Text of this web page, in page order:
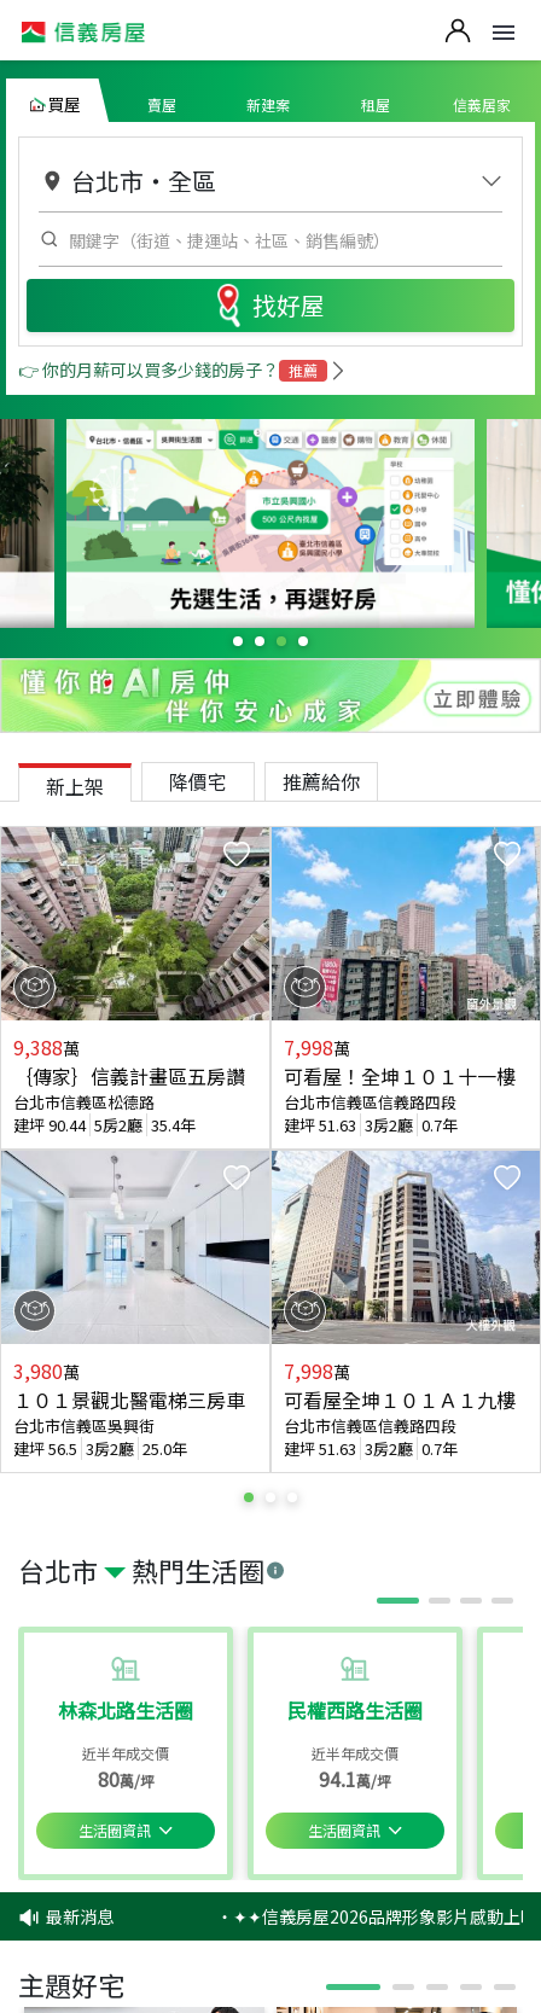
買屋 賣屋 新建案 租屋 信義居家
台北市 ・ 全區
找好屋
👉 你的月薪可以買多少錢的房子？ 推薦
台北市 熱門生活圈
林森北路生活圈
近半年成交價
80萬/坪
生活圈資訊
民權西路生活圈
近半年成交價
94.1萬/坪
生活圈資訊
新上架 降價宅 推薦給你
9,388萬
｛傳家｝信義計畫區五房讚
台北市信義區松德路
建坪90.44 5房2廳 35.4年
3,980萬
１０１景觀北醫電梯三房車
台北市信義區吳興街
建坪56.5 3房2廳 25.0年
7,998萬
可看屋！全坤１０１十一樓
台北市信義區信義路四段
建坪51.63 3房2廳 0.7年
7,998萬
可看屋全坤１０１Ａ１九樓
台北市信義區信義路四段
建坪51.63 3房2廳 0.7年
最新消息 ‧✦✦信義房屋2026品牌形象影片感動上
主題好宅